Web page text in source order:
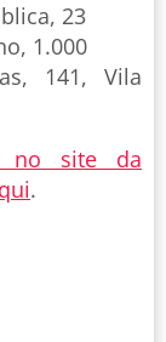
23
1.000
141, Vila
no site da
.